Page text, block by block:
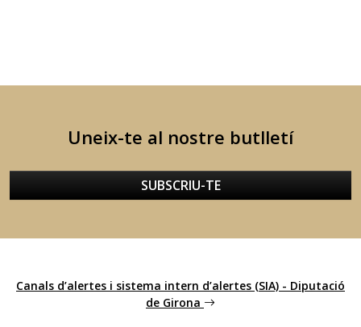
Uneix-te al nostre butlletí
SUBSCRIU-TE
Canals d’alertes i sistema intern d’alertes (SIA) - Diputació
de Girona